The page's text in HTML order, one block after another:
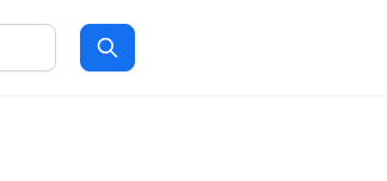
Procurar